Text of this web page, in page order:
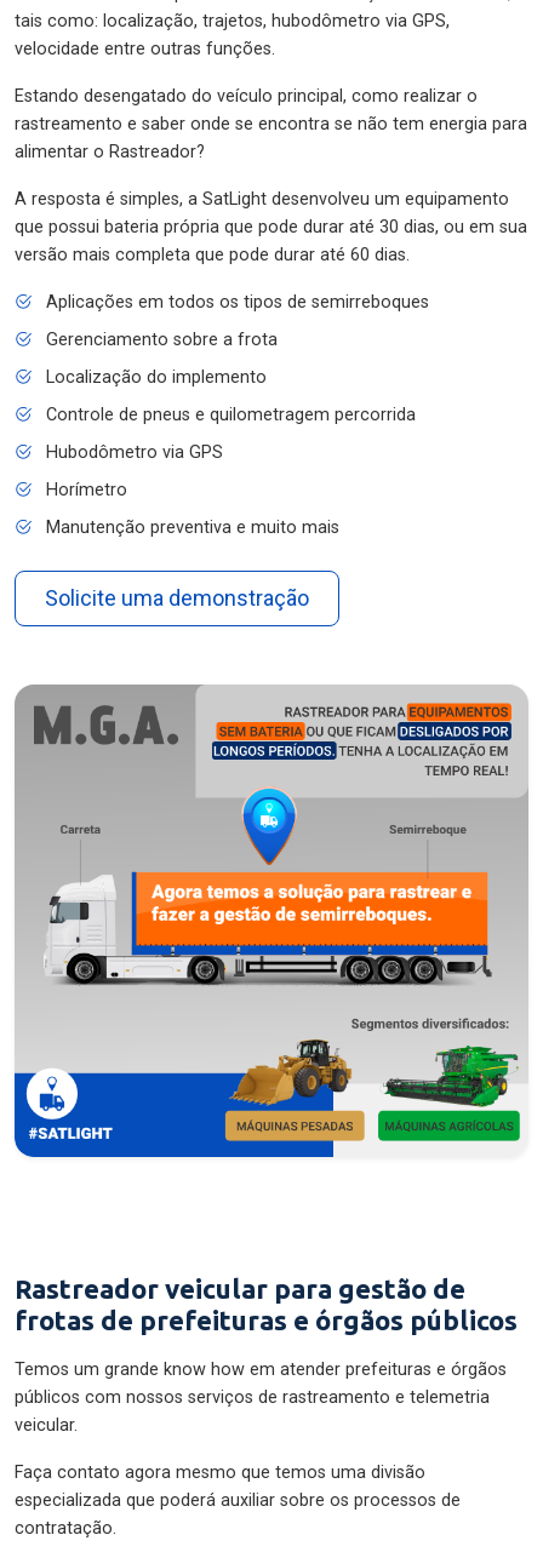
tais como: localização, trajetos, hubodômetro via GPS,
velocidade entre outras funções.
Estando desengatado do veículo principal, como realizar o
rastreamento e saber onde se encontra se não tem energia para
alimentar o Rastreador?
A resposta é simples, a SatLight desenvolveu um equipamento
que possui bateria própria que pode durar até 30 dias, ou em sua
versão mais completa que pode durar até 60 dias.
Aplicações em todos os tipos de semirreboques
Gerenciamento sobre a frota
Localização do implemento
Controle de pneus e quilometragem percorrida
Hubodômetro via GPS
Horímetro
Manutenção preventiva e muito mais
Solicite uma demonstração
Rastreador veicular para gestão de
frotas de prefeituras e órgãos públicos
Temos um grande know how em atender prefeituras e órgãos
públicos com nossos serviços de rastreamento e telemetria
veicular.
Faça contato agora mesmo que temos uma divisão
especializada que poderá auxiliar sobre os processos de
contratação.